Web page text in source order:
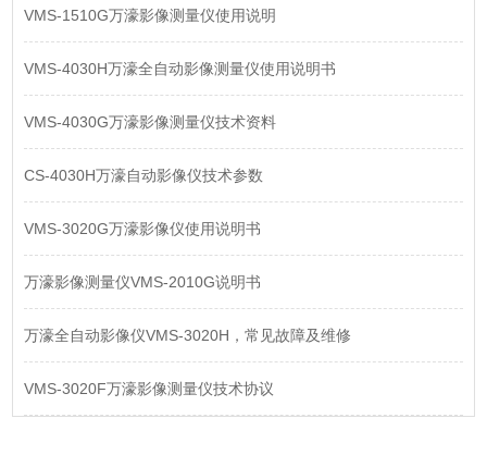
VMS-1510G万濠影像测量仪使用说明
VMS-4030H万濠全自动影像测量仪使用说明书
VMS-4030G万濠影像测量仪技术资料
CS-4030H万濠自动影像仪技术参数
VMS-3020G万濠影像仪使用说明书
万濠影像测量仪VMS-2010G说明书
万濠全自动影像仪VMS-3020H，常见故障及维修
VMS-3020F万濠影像测量仪技术协议